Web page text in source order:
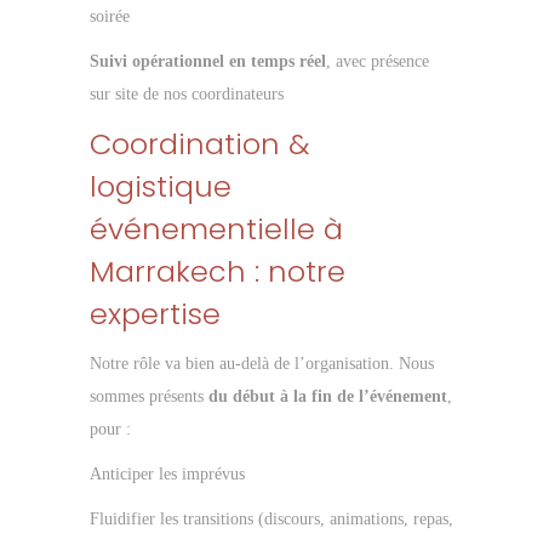
soirée
Suivi opérationnel en temps réel, avec présence
sur site de nos coordinateurs
Coordination &
logistique
événementielle à
Marrakech : notre
expertise
Notre rôle va bien au-delà de l’organisation. Nous
sommes présents du début à la fin de l’événement,
pour :
Anticiper les imprévus
Fluidifier les transitions (discours, animations, repas,